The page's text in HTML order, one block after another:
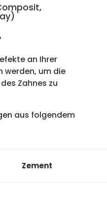
an Ihrer
werden, um die
Zahnes zu
aus folgendem
Zement